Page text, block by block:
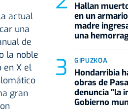
actual
una
de
la noble
en X el
gran
Hallan
en un
madre
una
GIPUZKOA
Hondarribia
obras de
denuncia "la
Gobierno